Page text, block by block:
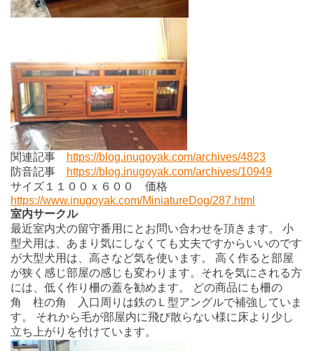
関連記事
https://blog.inugoyak.com/archives/4823
防音記事
https://blog.inugoyak.com/archives/10949
サイズ１１００ｘ６００ 価格
https://www.inugoyak.com/MiniatureDog/287.html
室内サークル
最近室内犬の留守番用にとお問い合わせを頂きます。 小
型犬用は、あまり気にしなくても丈夫ですからいいのです
が大型犬用は、高さなど気を使います。 高く作ると部屋
が狭く感じ部屋の感じも変わります。それを気にされる方
には、低く作り柵の蓋を勧めます。 どの商品にも柵の
角 柱の角 入口周りは鉄のＬ型アングルで補強していま
す。 それから毛が部屋内に飛び散らない様に床より少し
立ち上がりを付けています。